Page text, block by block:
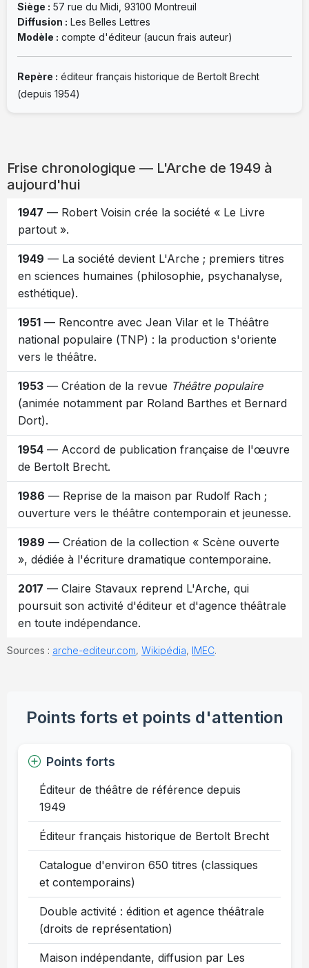
Siège : 57 rue du Midi, 93100 Montreuil
Diffusion : Les Belles Lettres
Modèle : compte d'éditeur (aucun frais auteur)
Repère : éditeur français historique de Bertolt Brecht
(depuis 1954)
Frise chronologique — L'Arche de 1949 à
aujourd'hui
1947 — Robert Voisin crée la société « Le Livre
partout ».
1949 — La société devient L'Arche ; premiers titres
en sciences humaines (philosophie, psychanalyse,
esthétique).
1951 — Rencontre avec Jean Vilar et le Théâtre
national populaire (TNP) : la production s'oriente
vers le théâtre.
1953 — Création de la revue Théâtre populaire
(animée notamment par Roland Barthes et Bernard
Dort).
1954 — Accord de publication française de l'œuvre
de Bertolt Brecht.
1986 — Reprise de la maison par Rudolf Rach ;
ouverture vers le théâtre contemporain et jeunesse.
1989 — Création de la collection « Scène ouverte
», dédiée à l'écriture dramatique contemporaine.
2017 — Claire Stavaux reprend L'Arche, qui
poursuit son activité d'éditeur et d'agence théâtrale
en toute indépendance.
Sources : arche-editeur.com, Wikipédia, IMEC.
Points forts et points d'attention
Points forts
Éditeur de théâtre de référence depuis
1949
Éditeur français historique de Bertolt Brecht
Catalogue d'environ 650 titres (classiques
et contemporains)
Double activité : édition et agence théâtrale
(droits de représentation)
Maison indépendante, diffusion par Les